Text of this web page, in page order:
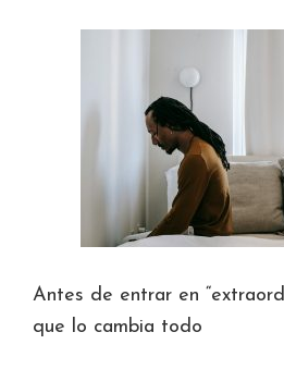
Antes de entrar en
que lo cambia todo